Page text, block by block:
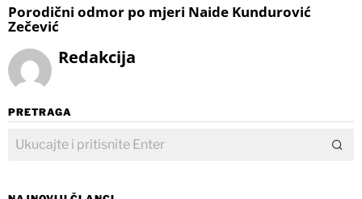
Porodični odmor po mjeri Naide Kundurović
Zečević
Redakcija
PRETRAGA